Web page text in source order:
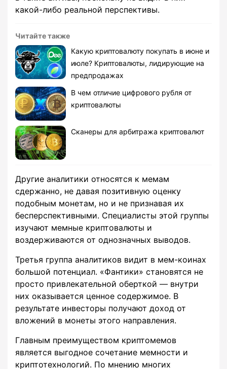
какой-либо реальной перспективы.
Читайте также
Какую криптовалюту покупать в июне и
июле? Криптовалюты, лидирующие на
предпродажах
В чем отличие цифрового рубля от
криптовалюты
Сканеры для арбитража криптовалют
Другие аналитики относятся к мемам
сдержанно, не давая позитивную оценку
подобным монетам, но и не признавая их
бесперспективными. Специалисты этой группы
изучают мемные криптовалюты и
воздерживаются от однозначных выводов.
Третья группа аналитиков видит в мем-коинах
большой потенциал. «Фантики» становятся не
просто привлекательной оберткой — внутри
них оказывается ценное содержимое. В
результате инвесторы получают доход от
вложений в монеты этого направления.
Главным преимуществом криптомемов
является выгодное сочетание мемности и
криптотехнологий. По мнению многих